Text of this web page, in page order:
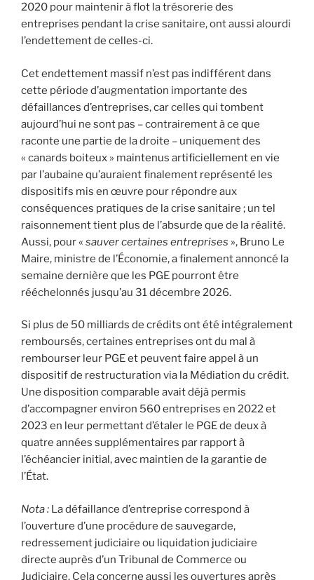
2020 pour maintenir à flot la trésorerie des
entreprises pendant la crise sanitaire, ont aussi alourdi
l’endettement de celles-ci.
Cet endettement massif n’est pas indifférent dans
cette période d’augmentation importante des
défaillances d’entreprises, car celles qui tombent
aujourd’hui ne sont pas – contrairement à ce que
raconte une partie de la droite – uniquement des
« canards boiteux » maintenus artificiellement en vie
par l’aubaine qu’auraient finalement représenté les
dispositifs mis en œuvre pour répondre aux
conséquences pratiques de la crise sanitaire ; un tel
raisonnement tient plus de l’absurde que de la réalité.
Aussi, pour « sauver certaines entreprises », Bruno Le
Maire, ministre de l’Économie, a finalement annoncé la
semaine dernière que les PGE pourront être
rééchelonnés jusqu’au 31 décembre 2026.
Si plus de 50 milliards de crédits ont été intégralement
remboursés, certaines entreprises ont du mal à
rembourser leur PGE et peuvent faire appel à un
dispositif de restructuration via la Médiation du crédit.
Une disposition comparable avait déjà permis
d’accompagner environ 560 entreprises en 2022 et
2023 en leur permettant d’étaler le PGE de deux à
quatre années supplémentaires par rapport à
l’échéancier initial, avec maintien de la garantie de
l’État.
Nota : La défaillance d’entreprise correspond à
l’ouverture d’une procédure de sauvegarde,
redressement judiciaire ou liquidation judiciaire
directe auprès d’un Tribunal de Commerce ou
Judiciaire. Cela concerne aussi les ouvertures après